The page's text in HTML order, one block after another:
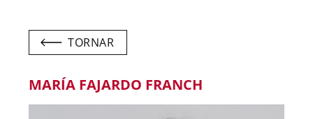
TORNAR
MARÍA FAJARDO FRANCH